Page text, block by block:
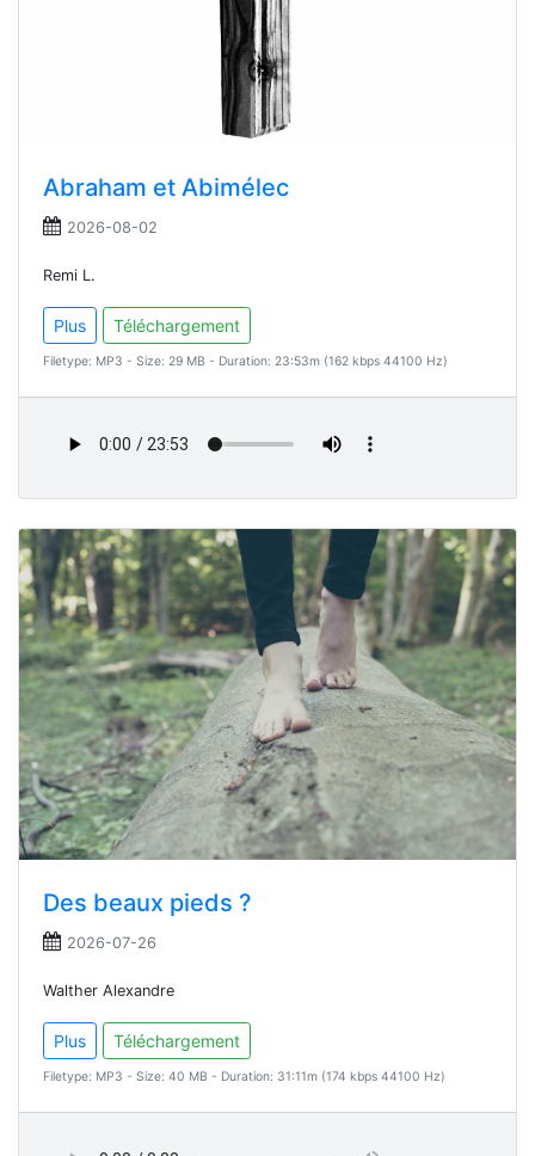
Abraham et Abimélec
2026-08-02
Remi L.
Plus Téléchargement
Filetype: MP3 - Size: 29 MB - Duration: 23:53m (162 kbps 44100 Hz)
Des beaux pieds ?
2026-07-26
Walther Alexandre
Plus Téléchargement
Filetype: MP3 - Size: 40 MB - Duration: 31:11m (174 kbps 44100 Hz)